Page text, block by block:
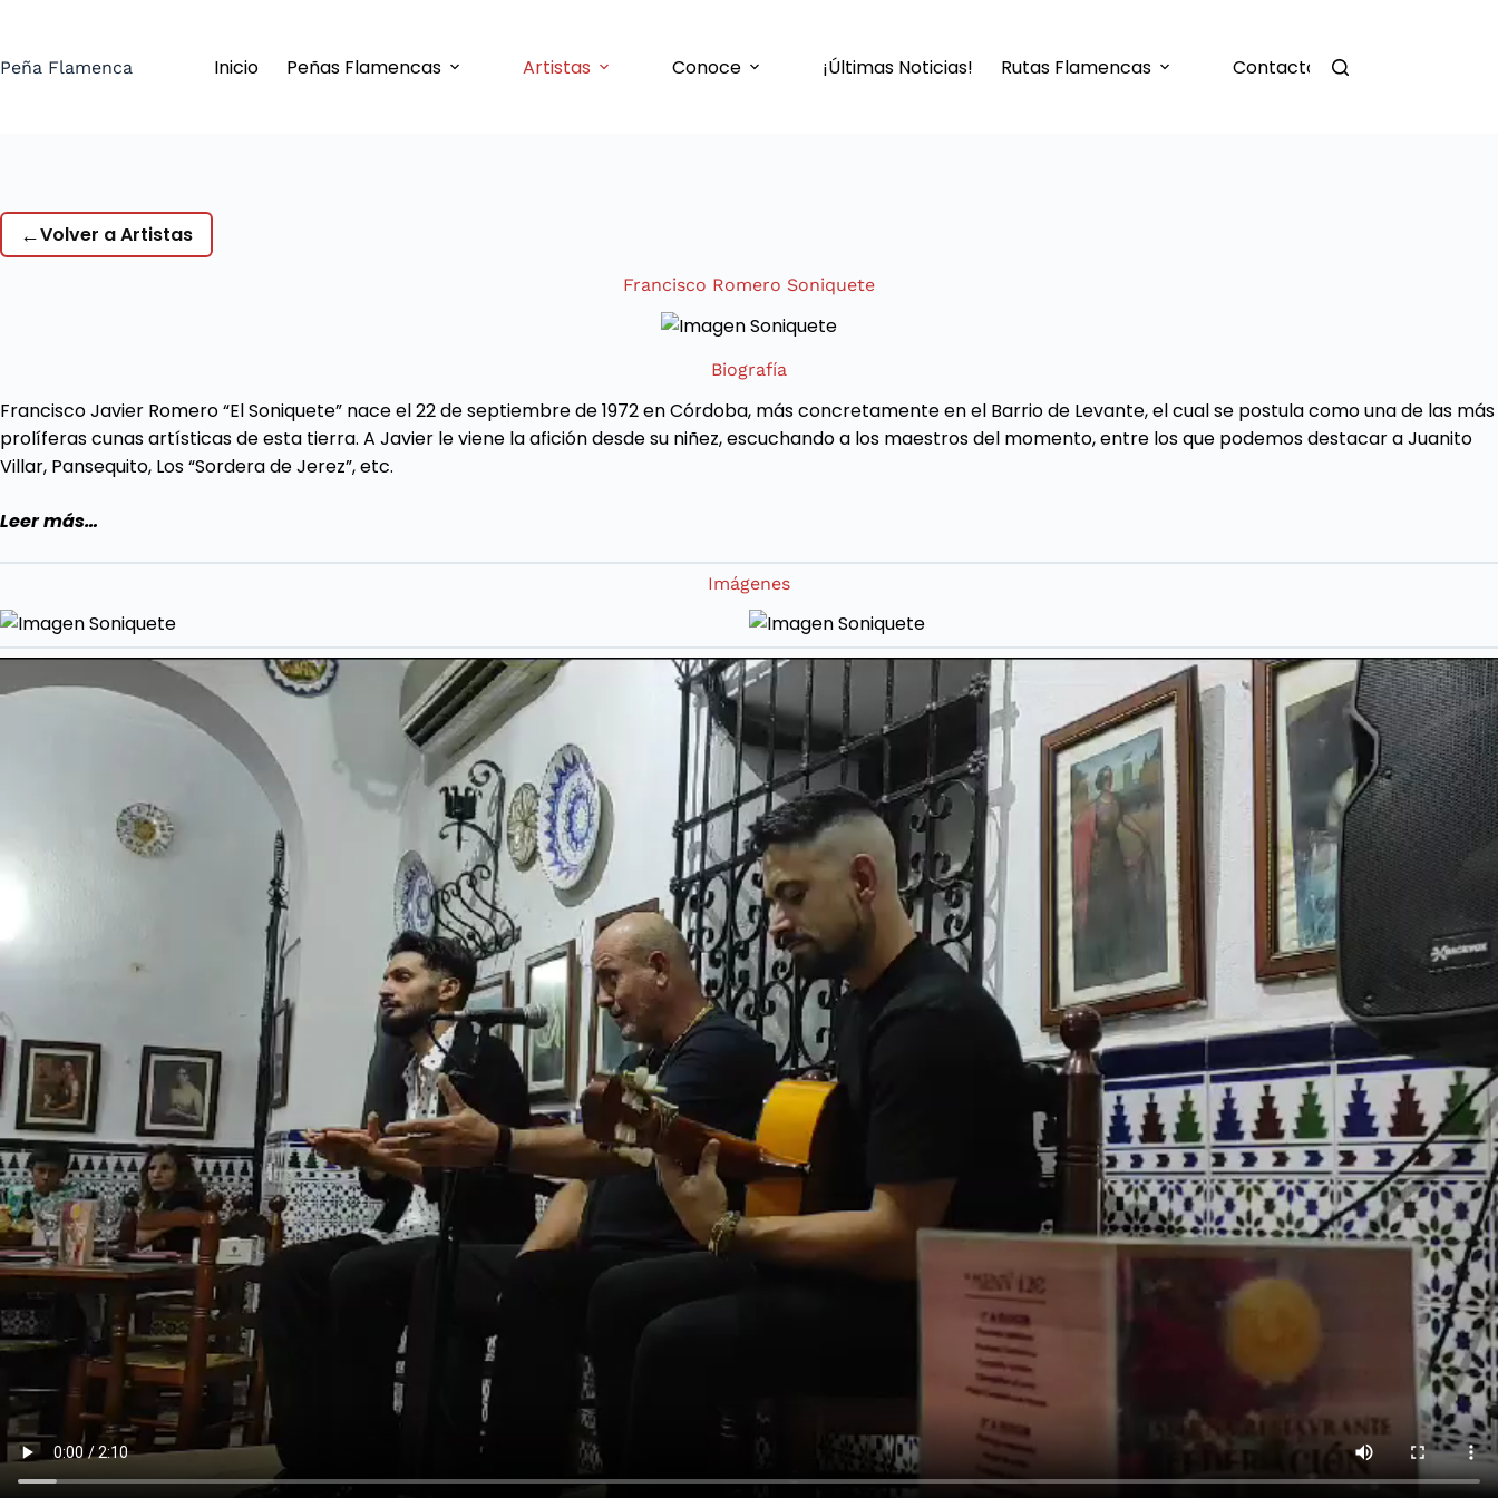
contenido
Peña Flamenca Inicio Peñas Flamencas Artistas Conoce ¡Últimas Noticias! Rutas Flamencas Contacto
←Volver a Artistas
Francisco Romero Soniquete
Biografía
Francisco Javier Romero “El Soniquete” nace el 22 de septiembre de 1972 en Córdoba, más concretamente en el Barrio de Levante, el cual se postula como una de las más
prolíferas cunas artísticas de esta tierra. A Javier le viene la afición desde su niñez, escuchando a los maestros del momento, entre los que podemos destacar a Juanito
Villar, Pansequito, Los “Sordera de Jerez”, etc.
Leer más…
Imágenes